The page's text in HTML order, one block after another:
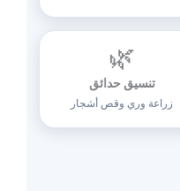
🌿
تنسيق حدائق
زراعة وري وقص أشجار